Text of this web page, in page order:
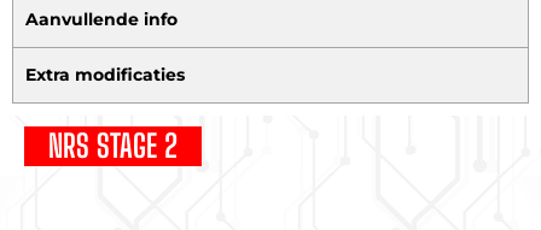
Aanvullende info
Extra modificaties
NRS STAGE 2